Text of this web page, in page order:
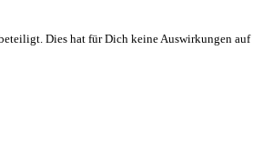
Dies hat für Dich keine Auswirkungen auf